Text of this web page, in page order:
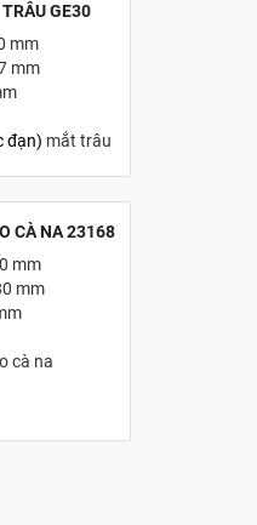
GE30
mm
mm
đạn) mắt trâu
CÀ NA 23168
mm
mm
cà na